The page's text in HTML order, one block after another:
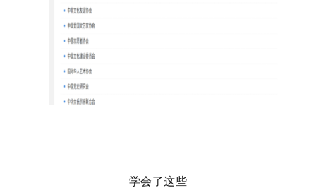
学会了这些